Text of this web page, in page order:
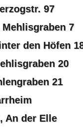
97
7
den Höfen
20
21
An der Elle